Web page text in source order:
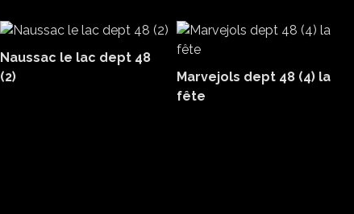
Naussac le lac dept 48
(2)
Marvejols dept 48 (4) la
fête